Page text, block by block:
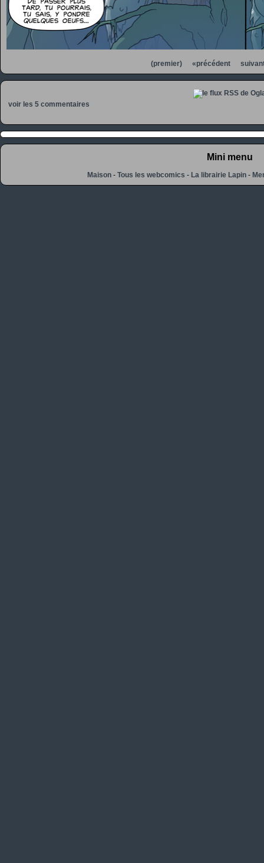
(premier) «précédent
voir les 5 commentaires
Mini menu
Maison -Tous les webcomics -La librairie Lapin -